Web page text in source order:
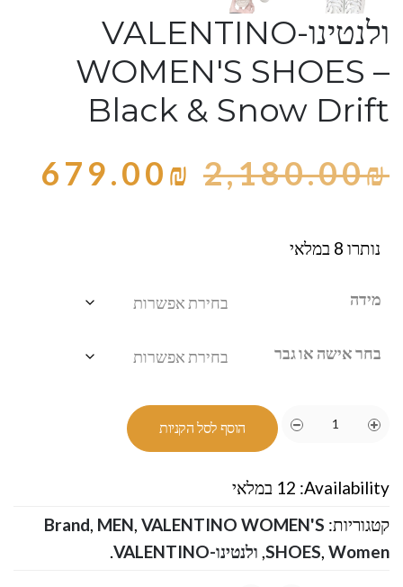
ולנטינו-VALENTINO
WOMEN'S SHOES –
Black & Snow Drift
2,180.00₪
679.00₪
נותרו 8 במלאי
מידה
בחר אישה או גבר
הוסף לסל הקניות
Availability: 12 במלאי
קטגוריות:
Brand, MEN, VALENTINO WOMEN'S
SHOES, Women
, ולנטינו-VALENTINO .